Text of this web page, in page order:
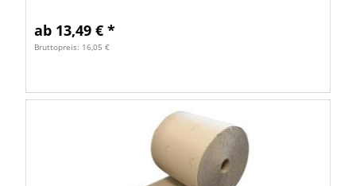
ab 13,49 € *
Bruttopreis: 16,05 €